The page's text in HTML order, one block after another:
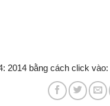
2014 bằng cách click vào: